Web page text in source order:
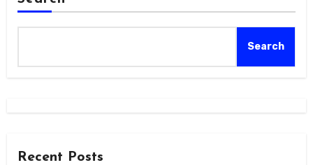
Search
Recent Posts